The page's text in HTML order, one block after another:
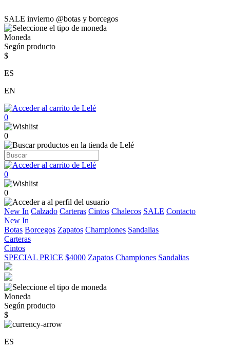
SALE invierno @botas y borcegos
Moneda
Según producto
$
ES
EN
0
0
0
0
New In Calzado Carteras Cintos Chalecos SALE Contacto
New In
Botas Borcegos Zapatos Championes Sandalias
Carteras
Cintos
SPECIAL PRICE $4000 Zapatos Championes Sandalias
Moneda
Según producto
$
ES